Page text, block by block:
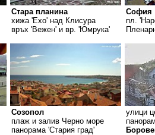
Стара планина
хижа 'Ехо' над Клисура
връх 'Вежен' и вр. 'Юмрука'
София
пл.
Созопол
плаж и залив Черно море
панорама 'Стария град'
улици